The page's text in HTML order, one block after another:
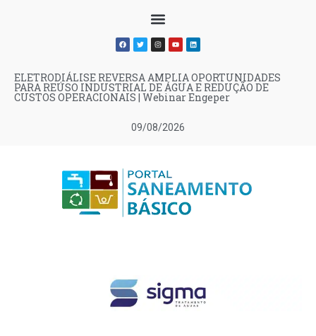
09/08/2026
ELETRODIÁLISE REVERSA AMPLIA OPORTUNIDADES
PARA REÚSO INDUSTRIAL DE ÁGUA E REDUÇÃO DE
CUSTOS OPERACIONAIS | Webinar Engeper